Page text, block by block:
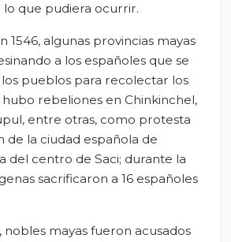
lo que pudiera ocurrir.
1546, algunas provincias mayas
a los españoles que se
pueblos para recolectar los
hubo rebeliones en Chinkinchel,
entre otras, como protesta
de la ciudad española de
del centro de Saci; durante la
sacrificaron a 16 españoles
nobles mayas fueron acusados